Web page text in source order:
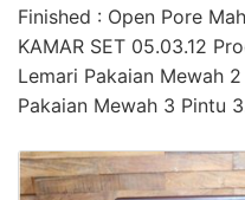
Finished : Open Pore
KAMAR SET 05.03.12
Lemari Pakaian Mewah
Pakaian Mewah 3 Pintu